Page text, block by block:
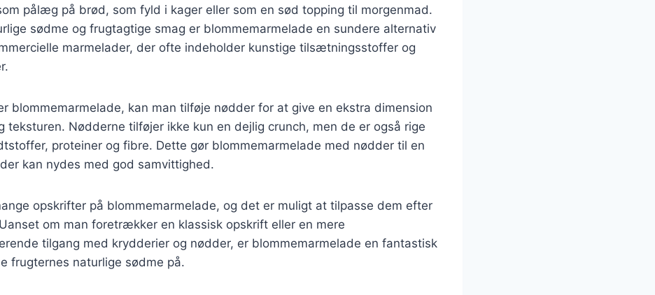
pålæg på brød, som fyld i kager eller som en sød topping til morgenmad.
sødme og frugtagtige smag er blommemarmelade en sundere alternativ
marmelader, der ofte indeholder kunstige tilsætningsstoffer og
blommemarmelade, kan man tilføje nødder for at give en ekstra dimension
teksturen. Nødderne tilføjer ikke kun en dejlig crunch, men de er også rige
proteiner og fibre. Dette gør blommemarmelade med nødder til en
kan nydes med god samvittighed.
opskrifter på blommemarmelade, og det er muligt at tilpasse dem efter
om man foretrækker en klassisk opskrift eller en mere
tilgang med krydderier og nødder, er blommemarmelade en fantastisk
frugternes naturlige sødme på.